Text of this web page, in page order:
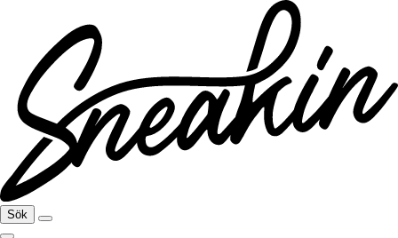
Sök